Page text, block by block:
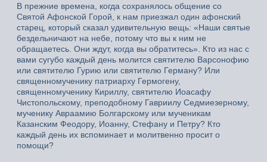
В прежние времена, когда сохранялось общение со
Святой Афонской Горой, к нам приезжал один афонский
старец, который сказал удивительную вещь: «Наши святые
бездельничают на небе, потому что вы к ним не
обращаетесь. Они ждут, когда вы обратитесь». Кто из нас с
вами сугубо каждый день молится святителю Варсонофию
или святителю Гурию или святителю Герману? Или
священномученику патриарху Гермогену,
священномученику Кириллу, святителю Иоасафу
Чистопольскому, преподобному Гавриилу Седмиезерному,
мученику Авраамию Болгарскому или мученикам
Казанским Феодору, Иоанну, Стефану и Петру? Кто
каждый день их вспоминает и молитвенно просит о
помощи?